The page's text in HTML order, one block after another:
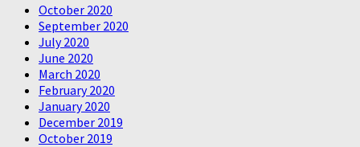
October 2020
September 2020
July 2020
June 2020
March 2020
February 2020
January 2020
December 2019
October 2019